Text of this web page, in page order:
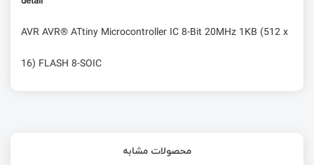
AVR AVR® ATtiny Microcontroller IC 8-Bit 20MHz 1KB (512 x
16) FLASH 8-SOIC
محصولات مشابه